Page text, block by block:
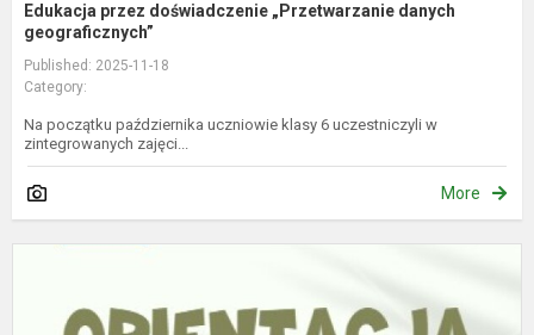
Edukacja przez doświadczenie „Przetwarzanie danych
geograficznych”
Published: 2025-11-18
Category:
Na początku października uczniowie klasy 6 uczestniczyli w
zintegrowanych zajęci...
More